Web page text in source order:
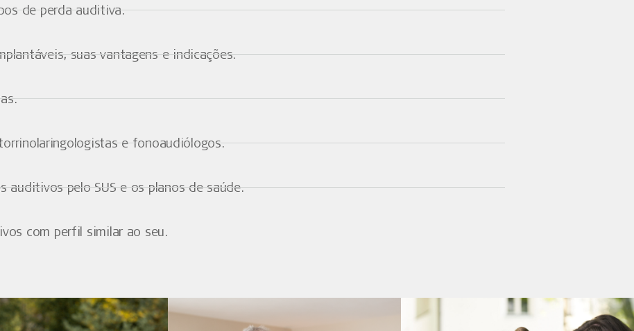
de perda auditiva.
suas vantagens e indicações.
e fonoaudiólogos.
auditivos pelo SUS e os planos de saúde.
com perfil similar ao seu.